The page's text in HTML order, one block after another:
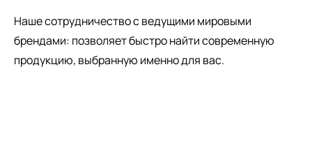
Наше сотрудничество с ведущими мировыми
брендами: позволяет быстро найти современную
продукцию, выбранную именно для вас.